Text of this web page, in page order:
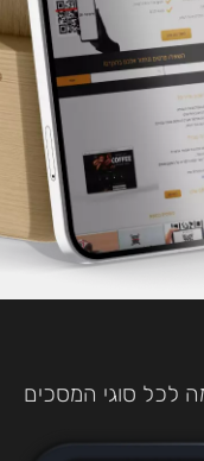
לכל סוגי המסכים